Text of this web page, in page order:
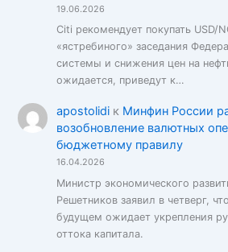
19.06.2026
Citi рекомендует покупать USD/
«ястребиного» заседания
системы и снижения цен на
ожидается, приведут к…
apostolidiк Минфин России
возобновление валютных
бюджетному правилу
16.04.2026
Министр экономического
Решетников заявил в четверг,
будущем ожидает укрепления
оттока капитала.